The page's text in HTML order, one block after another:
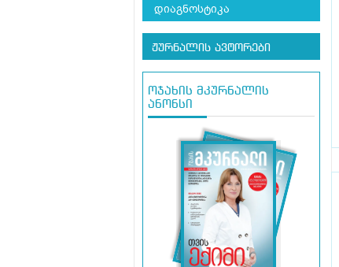
დიაგნოსტიკა
ჟურნალის ავტორები
ოჯახის მკურნალის
ანონსი